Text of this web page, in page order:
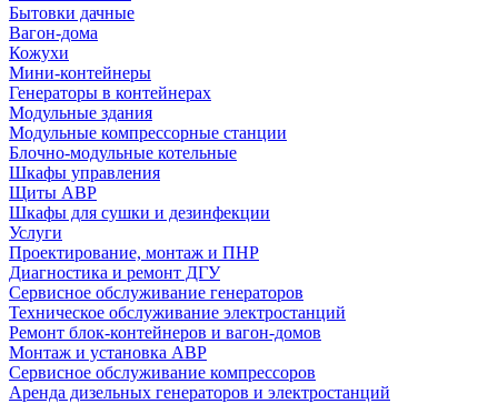
Бытовки дачные
Вагон-дома
Кожухи
Мини-контейнеры
Генераторы в контейнерах
Модульные здания
Модульные компрессорные станции
Блочно-модульные котельные
Шкафы управления
Щиты АВР
Шкафы для сушки и дезинфекции
Услуги
Проектирование, монтаж и ПНР
Диагностика и ремонт ДГУ
Сервисное обслуживание генераторов
Техническое обслуживание электростанций
Ремонт блок-контейнеров и вагон-домов
Монтаж и установка АВР
Сервисное обслуживание компрессоров
Аренда дизельных генераторов и электростанций